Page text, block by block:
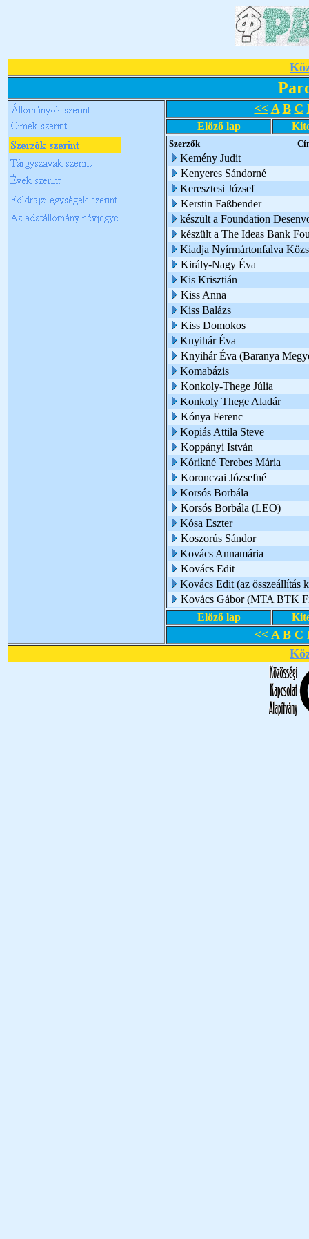
<< A B C
Előző lap
Szerzők
Kemény Judit
Kenyeres Sándorné
Keresztesi József
Kerstin Faßbender
készült a Foundation
készült a The Ideas Bank
Kiadja Nyírmártonfalva
Király-Nagy Éva
Kis Krisztián
Kiss Anna
Kiss Balázs
Kiss Domokos
Knyihár Éva
Knyihár Éva (Baranya
Komabázis
Konkoly-Thege Júlia
Konkoly Thege Aladár
Kónya Ferenc
Kopiás Attila Steve
Koppányi István
Kórikné Terebes Mária
Koronczai Józsefné
Korsós Borbála
Korsós Borbála (LEO)
Kósa Eszter
Koszorús Sándor
Kovács Annamária
Kovács Edit
Kovács Edit (az összeállítás
Kovács Gábor (MTA BTK
Előző lap
<< A B C